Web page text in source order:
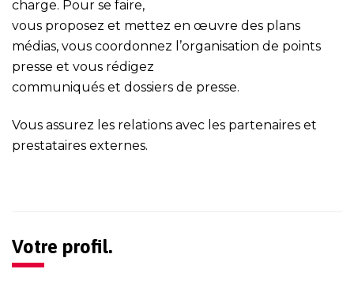
charge. Pour se faire,
vous proposez et mettez en œuvre des plans
médias, vous coordonnez l’organisation de points
presse et vous rédigez
communiqués et dossiers de presse.
Vous assurez les relations avec les partenaires et
prestataires externes.
Votre profil.